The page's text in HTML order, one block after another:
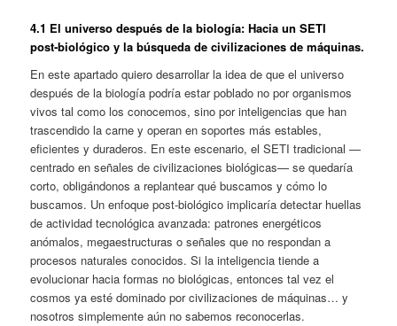
4.1 El universo después de la biología: Hacia un SETI
post‑biológico y la búsqueda de civilizaciones de máquinas.
En este apartado quiero desarrollar la idea de que el universo
después de la biología podría estar poblado no por organismos
vivos tal como los conocemos, sino por inteligencias que han
trascendido la carne y operan en soportes más estables,
eficientes y duraderos. En este escenario, el SETI tradicional —
centrado en señales de civilizaciones biológicas— se quedaría
corto, obligándonos a replantear qué buscamos y cómo lo
buscamos. Un enfoque post‑biológico implicaría detectar huellas
de actividad tecnológica avanzada: patrones energéticos
anómalos, megaestructuras o señales que no respondan a
procesos naturales conocidos. Si la inteligencia tiende a
evolucionar hacia formas no biológicas, entonces tal vez el
cosmos ya esté dominado por civilizaciones de máquinas… y
nosotros simplemente aún no sabemos reconocerlas.